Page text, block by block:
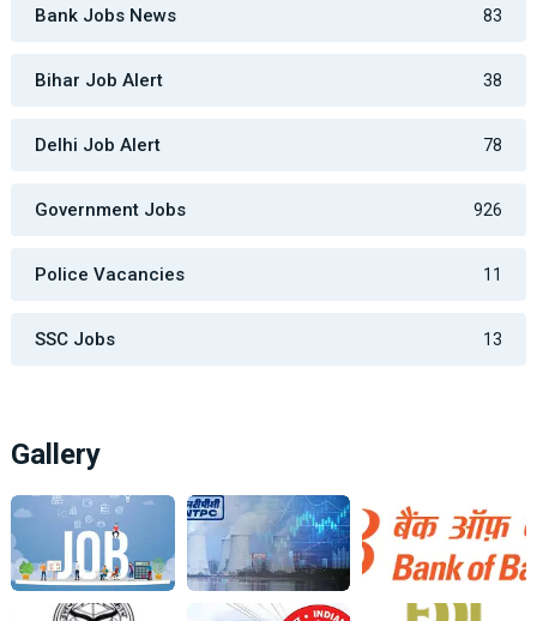
Bank Jobs News 83
Bihar Job Alert 38
Delhi Job Alert 78
Government Jobs 926
Police Vacancies 11
SSC Jobs 13
Gallery